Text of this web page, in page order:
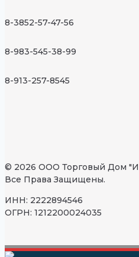
8-3852-57-47-56
8-983-545-38-99
8-913-257-8545
© 2026 ООО Торговый Дом
Все Права Защищены.
ИНН: 2222894546
ОГРН: 1212200024035